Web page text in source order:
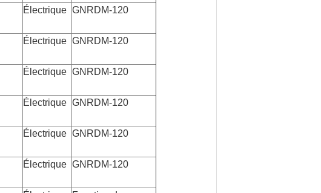
Électrique GNRDM-120
Électrique GNRDM-120
Électrique GNRDM-120
Électrique GNRDM-120
Électrique GNRDM-120
Électrique GNRDM-120